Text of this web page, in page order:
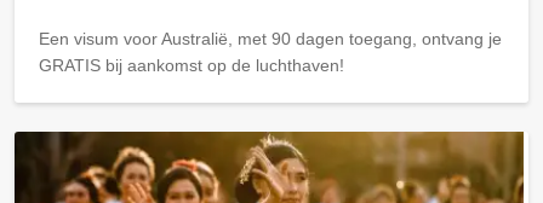
Een visum voor Australië, met 90 dagen toegang, ontvang je
GRATIS bij aankomst op de luchthaven!